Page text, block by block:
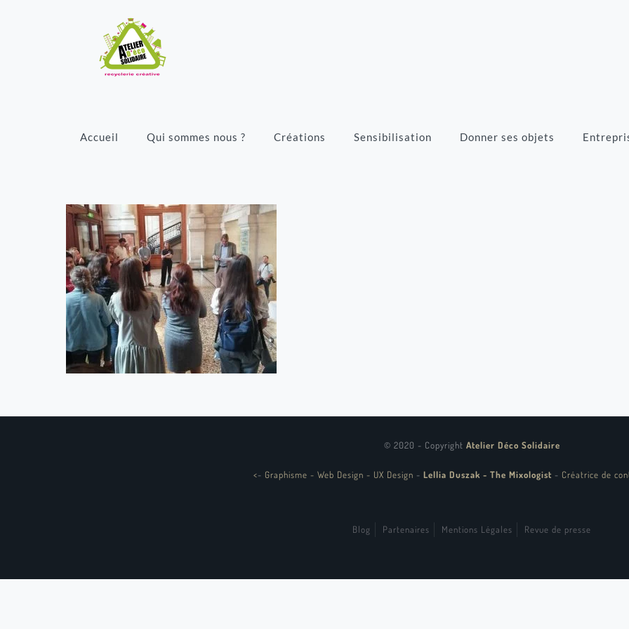
Accueil Qui sommes nous ? Créations Sensibilisation Donner ses objets
© 2020 - Copyright Atelier Déco Solidaire
<- Graphisme - Web Design - UX Design - Lellia Duszak - The Mixologist - Créatrice de
Blog Partenaires Mentions Légales Revue de presse